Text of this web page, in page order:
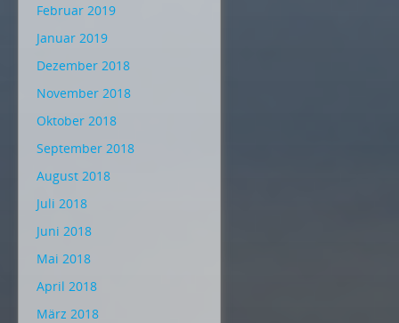
Februar 2019
Januar 2019
Dezember 2018
November 2018
Oktober 2018
September 2018
August 2018
Juli 2018
Juni 2018
Mai 2018
April 2018
März 2018